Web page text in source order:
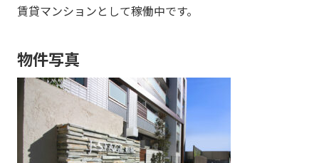
賃貸マンションとして稼働中です。
物件写真